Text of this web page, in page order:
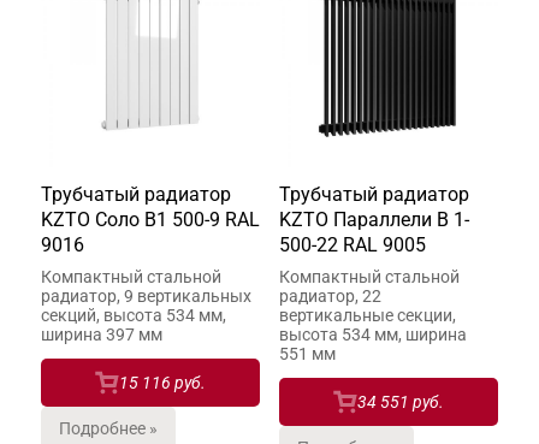
Трубчатый радиатор
KZTO Соло В1 500-9 RAL
9016
Компактный стальной
радиатор, 9 вертикальных
секций, высота 534 мм,
ширина 397 мм
15 116 руб.
Подробнее »
Трубчатый радиатор
KZTO Параллели В 1-
500-22 RAL 9005
Компактный стальной
радиатор, 22
вертикальные секции,
высота 534 мм, ширина
551 мм
34 551 руб.